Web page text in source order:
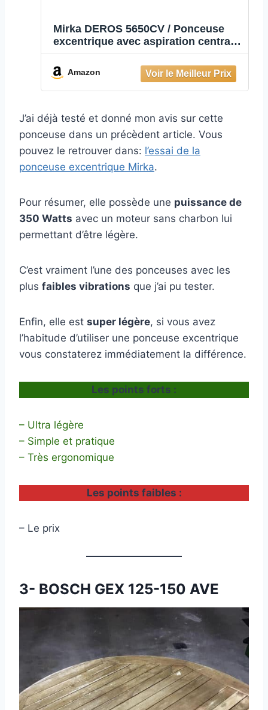
Mirka DEROS 5650CV / Ponceuse
excentrique avec aspiration centrale,
autoagrippant dans l'étui/pour
papier abrasif Ø 125mm & Ø 150mm
/ course 5,0mm / MID5650202CA
Amazon
J’ai déjà testé et donné mon avis sur cette
ponceuse dans un précèdent article. Vous
pouvez le retrouver dans: l’essai de la
ponceuse excentrique Mirka.
Pour résumer, elle possède une puissance de
350 Watts avec un moteur sans charbon lui
permettant d’être légère.
C’est vraiment l’une des ponceuses avec les
plus faibles vibrations que j’ai pu tester.
Enfin, elle est super légère, si vous avez
l’habitude d’utiliser une ponceuse excentrique
vous constaterez immédiatement la différence.
Les points forts :
– Ultra légère
– Simple et pratique
– Très ergonomique
Les points faibles :
– Le prix
3- BOSCH GEX 125-150 AVE